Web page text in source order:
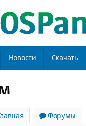
Новости Скачать
Форумы